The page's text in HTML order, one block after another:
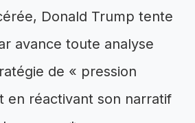
Donald Trump tente
avance toute analyse
de « pression
en réactivant son narratif